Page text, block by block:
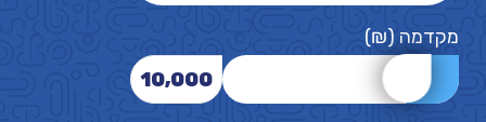
מקדמה (₪)
10,000